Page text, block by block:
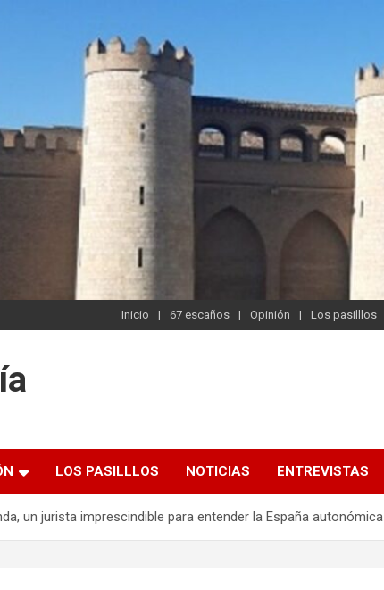
Inicio 67 escaños Opinión Los pasilllos
LOS PASILLLOS NOTICIAS ENTREVISTAS
un jurista imprescindible para entender la España autonómica